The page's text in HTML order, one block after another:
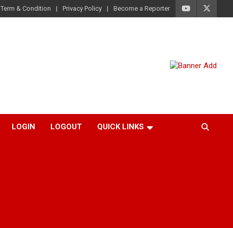
Term & Condition Privacy Policy Become a Reporter
LOGIN LOGOUT QUICK LINKS